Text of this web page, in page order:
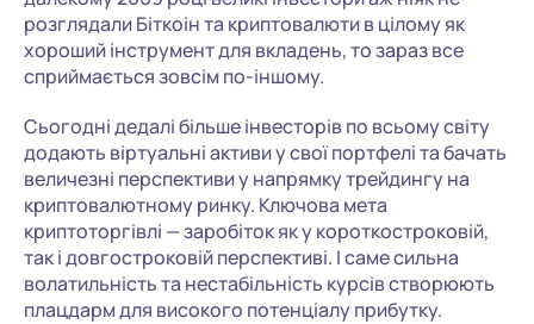
розглядали Біткоін та криптовалюти в цілому як
хороший інструмент для вкладень, то зараз все
сприймається зовсім по-іншому.
Сьогодні дедалі більше інвесторів по всьому світу
додають віртуальні активи у свої портфелі та бачать
величезні перспективи у напрямку трейдингу на
криптовалютному ринку. Ключова мета
криптоторгівлі — заробіток як у короткостроковій,
так і довгостроковій перспективі. І саме сильна
волатильність та нестабільність курсів створюють
плацдарм для високого потенціалу прибутку.